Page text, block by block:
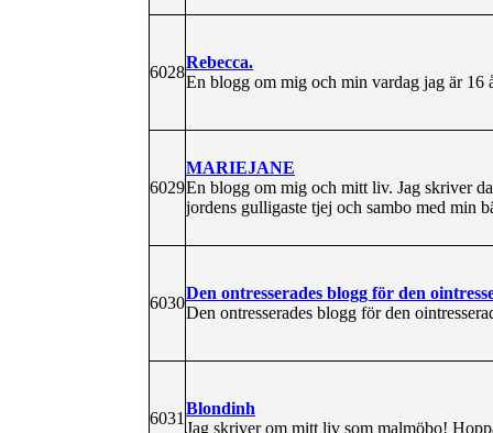
6028
Rebecca.
En blogg om mig och min vardag jag är 16
6029
MARIEJANE
En blogg om mig och mitt liv. Jag skriver
jordens gulligaste tjej och sambo med min
6030
Den ontresserades blogg för den
Den ontresserades blogg för den
6031
Blondinh
Jag skriver om mitt liv som malmöbo!